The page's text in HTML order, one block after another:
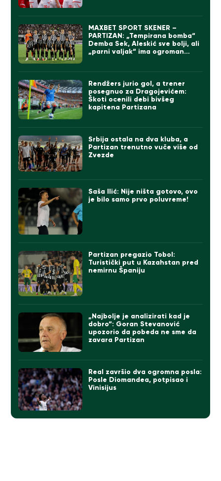
MAXBET SPORT SKENER –
PARTIZAN: „Tempirana bomba“
Demba Sek, Aleskić sve bolji, ali
„parni valjak“ ima ogroman
Rendžers jurio gol, a trener
posegnuo za Dragojevićem:
Škoti ocenili debi bivšeg
kapitena Partizana
Srbija ostala na dva kluba, a
Partizan trenutno vuče više od
Zvezde
Saša Ilić: Nije ništa gotovo, ovo
je bilo samo prvo poluvreme!
Partizan pregazio Tobol:
Turistički put u Kazahstan pred
nemirnu Španiju
„Najbolje je analizirati kad je
dobro“: Goran Stevanović
upozorio da pobeda ne sme da
zavara Partizan
Real završio dva ogromna posla:
Posle Diomandea, potpisao i
Vinisijus